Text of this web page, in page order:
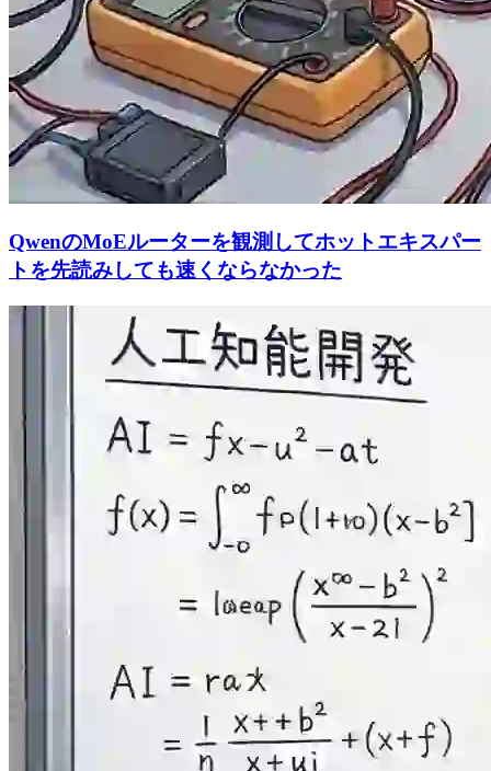
QwenのMoEルーターを観測してホットエキスパー
トを先読みしても速くならなかった